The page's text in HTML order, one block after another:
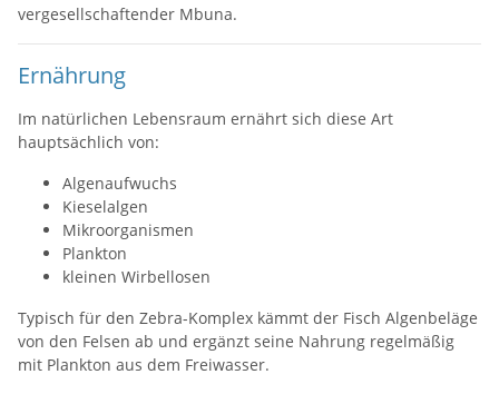
vergesellschaftender Mbuna.
Ernährung
Im natürlichen Lebensraum ernährt sich diese Art
hauptsächlich von:
Algenaufwuchs
Kieselalgen
Mikroorganismen
Plankton
kleinen Wirbellosen
Typisch für den Zebra-Komplex kämmt der Fisch Algenbeläge
von den Felsen ab und ergänzt seine Nahrung regelmäßig
mit Plankton aus dem Freiwasser.